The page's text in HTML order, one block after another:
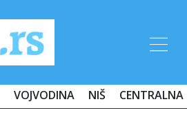
VOJVODINA NIŠ CENTRALNA